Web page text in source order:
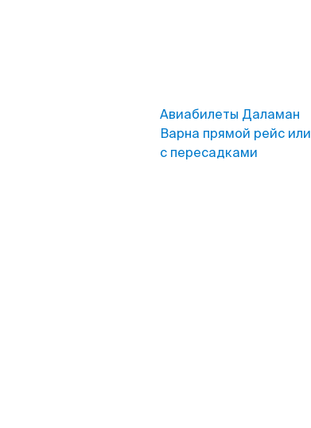
Авиабилеты Даламан
Варна прямой рейс или
с пересадками